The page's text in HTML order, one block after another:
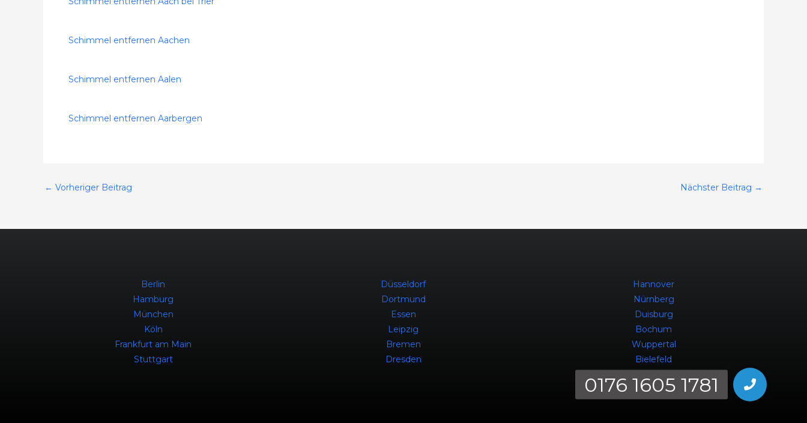
Schimmel entfernen Aachen
Schimmel entfernen Aalen
Schimmel entfernen Aarbergen
← Vorheriger Beitrag Nächster Beitrag →
Berlin
Hamburg
München
Köln
Frankfurt am Main
Stuttgart
Düsseldorf
Dortmund
Essen
Leipzig
Bremen
Dresden
Hannover
Nürnberg
Duisburg
Bochum
Wuppertal
Bielefeld